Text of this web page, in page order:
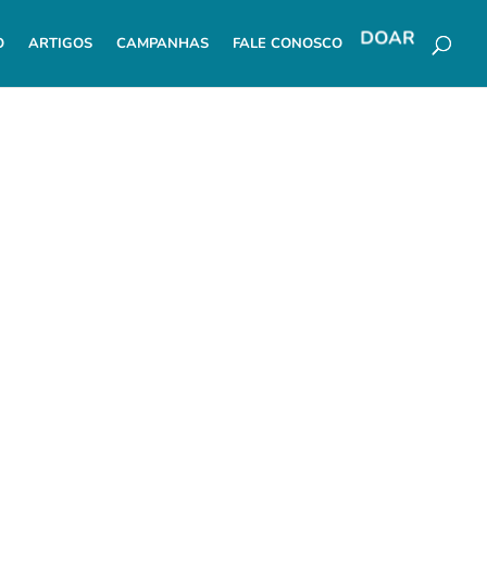
ARTIGOS CAMPANHAS FALE CONOSCO DOAR